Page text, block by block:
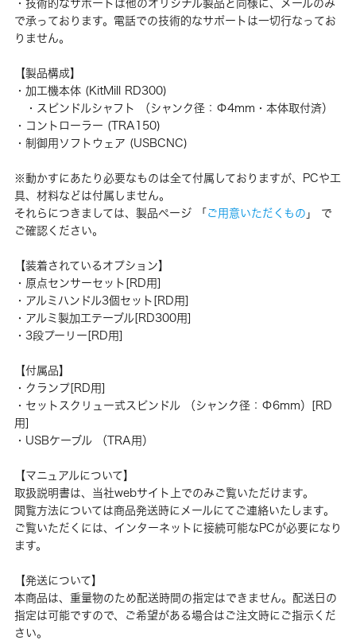
・技術的なサポートは他のオリジナル製品と同様に、メールのみ
で承っております。電話での技術的なサポートは一切行なってお
りません。
【製品構成】
・加工機本体 (KitMill RD300)
・スピンドルシャフト （シャンク径：Φ4mm・本体取付済）
・コントローラー (TRA150)
・制御用ソフトウェア (USBCNC)
※動かすにあたり必要なものは全て付属しておりますが、PCや工
具、材料などは付属しません。
それらにつきましては、製品ページ 「ご用意いただくもの 」 で
ご確認ください。
【装着されているオプション】
・原点センサーセット[RD用]
・アルミハンドル3個セット[RD用]
・アルミ製加工テーブル[RD300用]
・3段プーリー[RD用]
【付属品】
・クランプ[RD用]
・セットスクリュー式スピンドル （シャンク径：Φ6mm）[RD
用]
・USBケーブル （TRA用）
【マニュアルについて】
取扱説明書は、当社webサイト上でのみご覧いただけます。
閲覧方法については商品発送時にメールにてご連絡いたします。
ご覧いただくには、インターネットに接続可能なPCが必要になり
ます。
【発送について】
本商品は、重量物のため配送時間の指定はできません。配送日の
指定は可能ですので、ご希望がある場合はご注文時にご指示くだ
さい。